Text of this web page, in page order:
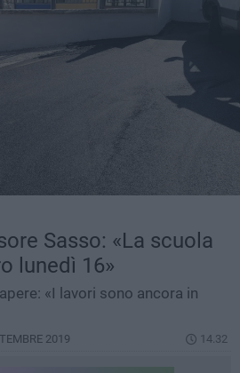
Sasso: «La scuola
lunedì 16»
«I lavori sono ancora in
2019 14.32